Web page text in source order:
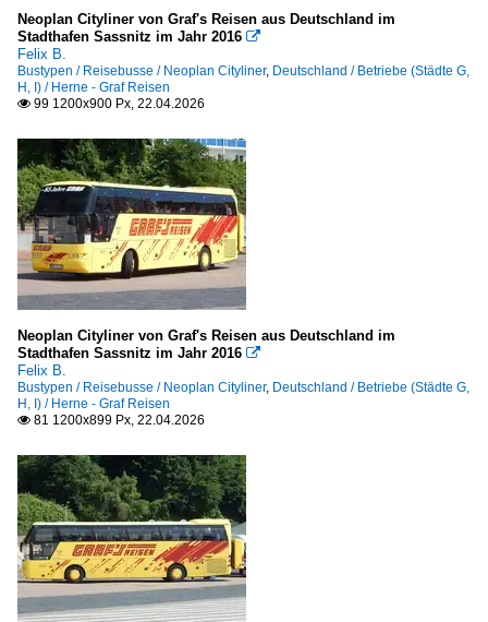
Neoplan Cityliner von Graf's Reisen aus Deutschland im
Stadthafen Sassnitz im Jahr 2016 
Felix B.
Bustypen / Reisebusse / Neoplan Cityliner, Deutschland / Betriebe (Städte G,
H, I) / Herne - Graf Reisen
 99 1200x900 Px, 22.04.2026
Neoplan Cityliner von Graf's Reisen aus Deutschland im
Stadthafen Sassnitz im Jahr 2016 
Felix B.
Bustypen / Reisebusse / Neoplan Cityliner, Deutschland / Betriebe (Städte G,
H, I) / Herne - Graf Reisen
 81 1200x899 Px, 22.04.2026